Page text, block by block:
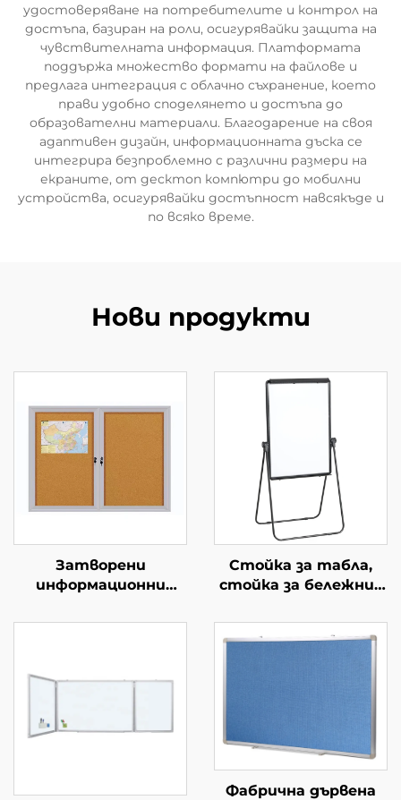
удостоверяване на потребителите и контрол на
достъпа, базиран на роли, осигурявайки защита на
чувствителната информация. Платформата
поддържа множество формати на файлове и
предлага интеграция с облачно съхранение, което
прави удобно споделянето и достъпа до
образователни материали. Благодарение на своя
адаптивен дизайн, информационната дъска се
интегрира безпроблемно с различни размери на
екраните, от десктоп компютри до мобилни
устройства, осигурявайки достъпност навсякъде и
по всяко време.
Нови продукти
Затворени
информационни
Заключващи
табла с врата с
непропускащи за
Стойка за табла,
стойка за бележник
магнитна табла
Фабрична дървена